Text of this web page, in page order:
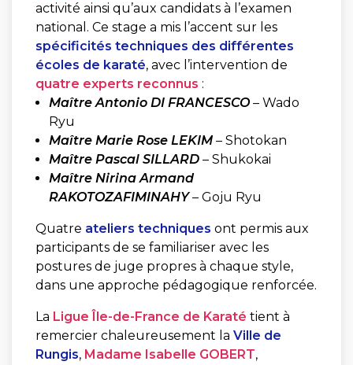
activité ainsi qu’aux candidats à l’examen
national. Ce stage a mis l’accent sur les
spécificités techniques des différentes
écoles de karaté, avec l’intervention de
quatre experts reconnus :
Maître Antonio DI FRANCESCO– Wado
Ryu
Maître Marie Rose LEKIM – Shotokan
Maître Pascal SILLARD– Shukokai
Maître Nirina Armand
RAKOTOZAFIMINAHY – Goju Ryu
Quatre ateliers techniques ont permis aux
participants de se familiariser avec les
postures de juge propres à chaque style,
dans une approche pédagogique renforcée.
La Ligue Île-de-France de Karaté tient à
remercier chaleureusement la Ville de
Rungis, Madame Isabelle GOBERT,